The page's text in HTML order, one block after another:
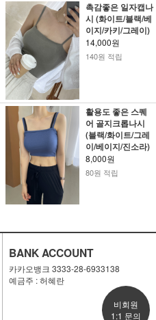
촉감좋은 일자캡나
시 (화이트/블랙/베
이지/카키/그레이)
14,000원
140원 적립
활용도 좋은 스퀘
어 골지크롭나시
(블랙/화이트/그레
이/베이지/진소라)
8,000원
80원 적립
BANK ACCOUNT
카카오뱅크 3333-28-6933138
예금주 : 허혜란
비회원
1:1 문의